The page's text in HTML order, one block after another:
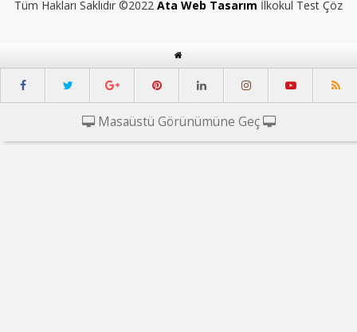
Tüm Hakları Saklıdır ©2022 Ata Web Tasarım İlkokul Test Çöz
Masaüstü Görünümüne Geç